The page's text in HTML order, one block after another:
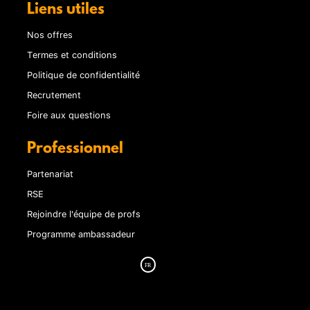
Liens utiles
Nos offres
Termes et conditions
Politique de confidentialité
Recrutement
Foire aux questions
Professionnel
Partenariat
RSE
Rejoindre l'équipe de profs
Programme ambassadeur